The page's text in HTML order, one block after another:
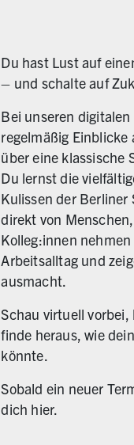
Du hast Lust auf
– und schalte auf
Bei unseren
regelmäßig Einblicke
über eine klassische
Du lernst die
Kulissen der
direkt von
Kolleg:innen
Arbeitsalltag und
ausmacht.
Schau virtuell
finde heraus, wie
könnte.
Sobald ein neuer
dich hier.